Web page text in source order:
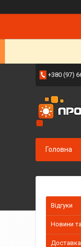
+380 (97)
Головна
Відгуки
Новини